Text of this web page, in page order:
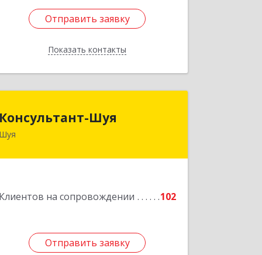
Отправить заявку
Показать контакты
Отправить заявку
Назад
Консультант-Шуя
Шуя
Клиентов на сопровождении 102
Отправить заявку
Отправить заявку